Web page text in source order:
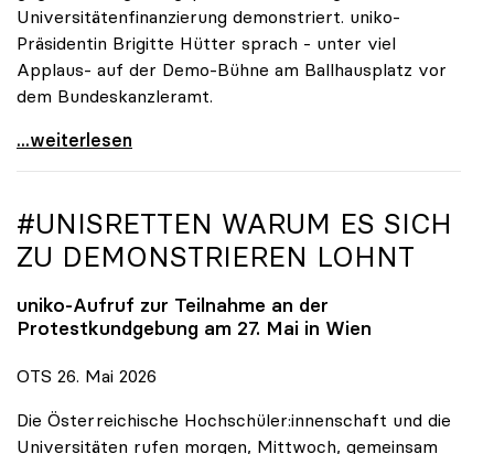
Universitätenfinanzierung demonstriert. uniko-
Präsidentin Brigitte Hütter sprach - unter viel
Applaus- auf der Demo-Bühne am Ballhausplatz vor
dem Bundeskanzleramt.
\"Wir nehmen es nicht hin\": Rede von
...weiterlesen
#UNISRETTEN WARUM ES SICH
ZU DEMONSTRIEREN LOHNT
uniko-Aufruf zur Teilnahme an der
Protestkundgebung am 27. Mai in Wien
OTS 26. Mai 2026
Die Österreichische Hochschüler:innenschaft und die
Universitäten rufen morgen, Mittwoch, gemeinsam